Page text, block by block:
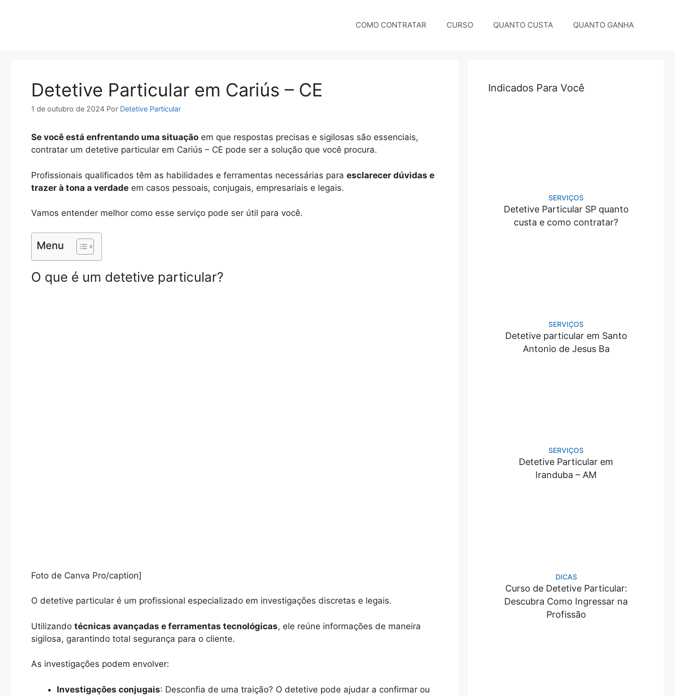
COMO CONTRATAR CURSO QUANTO CUSTA QUANTO GANHA
Detetive Particular em Cariús – CE
1 de outubro de 2024 Por Detetive Particular
Se você está enfrentando uma situação em que respostas precisas e sigilosas são essenciais,
contratar um detetive particular em Cariús – CE pode ser a solução que você procura.
Profissionais qualificados têm as habilidades e ferramentas necessárias para esclarecer dúvidas e
trazer à tona a verdade em casos pessoais, conjugais, empresariais e legais.
Vamos entender melhor como esse serviço pode ser útil para você.
Menu
O que é um detetive particular?
Foto de Canva Pro/caption]
O detetive particular é um profissional especializado em investigações discretas e legais.
Utilizando técnicas avançadas e ferramentas tecnológicas, ele reúne informações de maneira
sigilosa, garantindo total segurança para o cliente.
As investigações podem envolver:
Investigações conjugais: Desconfia de uma traição? O detetive pode ajudar a confirmar ou
Indicados Para Você
SERVIÇOS
Detetive Particular SP quanto
custa e como contratar?
SERVIÇOS
Detetive particular em Santo
Antonio de Jesus Ba
SERVIÇOS
Detetive Particular em
Iranduba – AM
DICAS
Curso de Detetive Particular:
Descubra Como Ingressar na
Profissão